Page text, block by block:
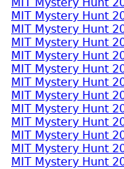
MIT Mystery Hunt
MIT Mystery Hunt
MIT Mystery Hunt
MIT Mystery Hunt
MIT Mystery Hunt
MIT Mystery Hunt
MIT Mystery Hunt
MIT Mystery Hunt
MIT Mystery Hunt
MIT Mystery Hunt
MIT Mystery Hunt
MIT Mystery Hunt